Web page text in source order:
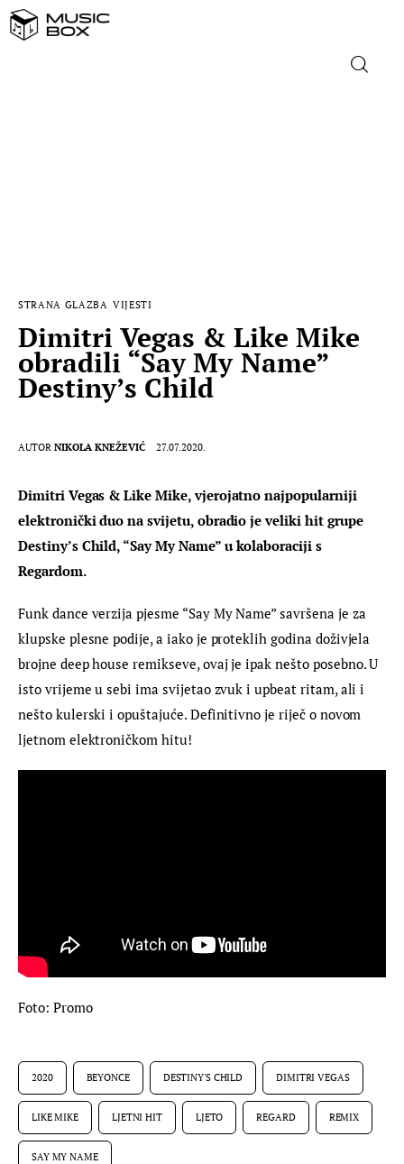
MUSIC BOX
STRANA GLAZBA VIJESTI
Dimitri Vegas & Like Mike
obradili “Say My Name”
Destiny’s Child
AUTOR NIKOLA KNEŽEVIĆ 27.07.2020.
Dimitri Vegas & Like Mike, vjerojatno najpopularniji
elektronički duo na svijetu, obradio je veliki hit grupe
Destiny’s Child, “Say My Name” u kolaboraciji s
Regardom.
Funk dance verzija pjesme “Say My Name” savršena je za
klupske plesne podije, a iako je proteklih godina doživjela
brojne deep house remikseve, ovaj je ipak nešto posebno. U
isto vrijeme u sebi ima svijetao zvuk i upbeat ritam, ali i
nešto kulerski i opuštajuće. Definitivno je riječ o novom
ljetnom elektroničkom hitu!
Foto: Promo
2020 BEYONCE DESTINY'S CHILD DIMITRI VEGAS
LIKE MIKE LJETNI HIT LJETO REGARD REMIX
SAY MY NAME